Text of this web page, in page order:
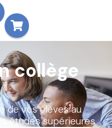
collège
de vos élèves au
études supérieures